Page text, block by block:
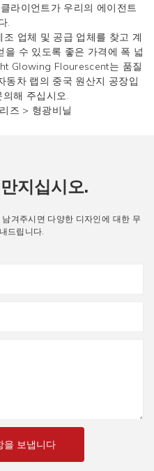
라이언트가 우리의 에이전트
.
업체 및 공급 업체를 찾고 계
을 수 있도록 좋은 가격에 폭 넓
Glowing Flourescent는 품질
동차 랩의 중국 원산지 공장입
해 주십시오.
즈 > 형광비닐
지십시오.
겨주시면 다양한 디자인에 대한 무
드립니다.
을 보냅니다